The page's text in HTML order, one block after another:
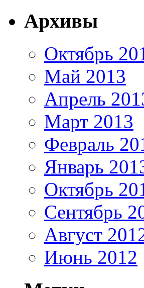
Архивы
Октябрь
Май 2013
Апрель
Март 2013
Февраль
Январь
Октябрь
Сентябрь
Август
Июнь 2012